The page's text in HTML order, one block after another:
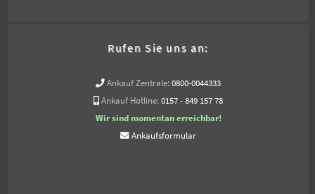
Rufen Sie uns an:
Ankauf Zentrale: 0800-0044333
Ankauf Hotline: 0157 - 849 157 78
Wir sind momentan erreichbar!
Ankaufsformular